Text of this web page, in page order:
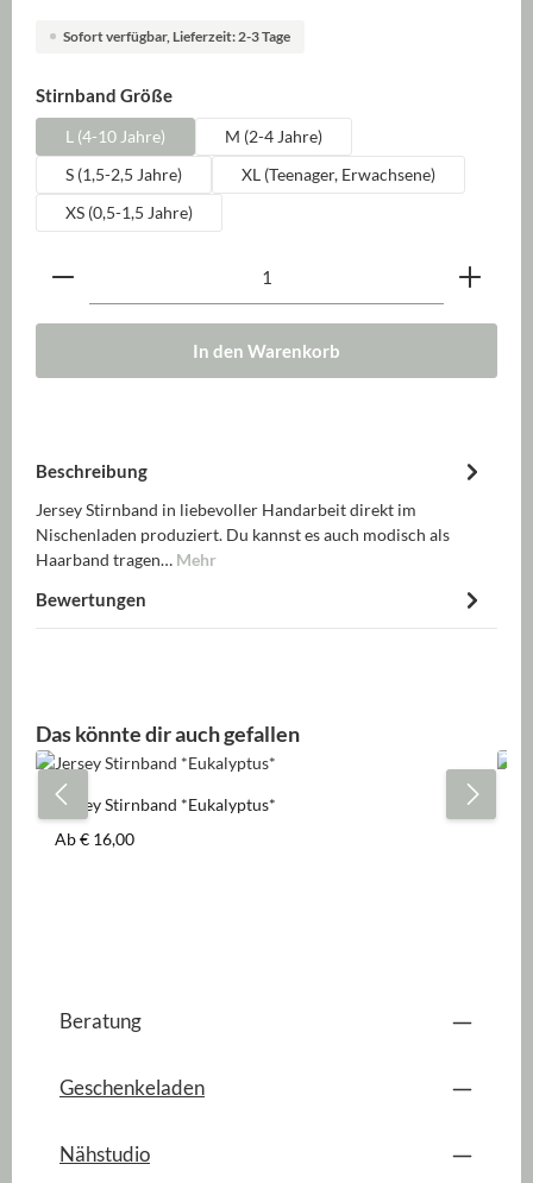
Sofort verfügbar, Lieferzeit: 2-3 Tage
Stirnband Größeauswählen
L (4-10 Jahre)
M (2-4 Jahre)
S (1,5-2,5 Jahre)
XL (Teenager, Erwachsene)
XS (0,5-1,5 Jahre)
Produkt Anzahl: Gib den gewünschten Wert ein
In den Warenkorb
Beschreibung
Jersey Stirnband in liebevoller Handarbeit direkt im
Nischenladen produziert. Du kannst es auch modisch als
Haarband tragen… Mehr
Bewertungen
Produktgalerie überspringen
Das könnte dir auch gefallen
Jersey Stirnband *Eukalyptus*
Regulärer Preis:
Ab€ 16,00
Beratung
Geschenkeladen
Nähstudio